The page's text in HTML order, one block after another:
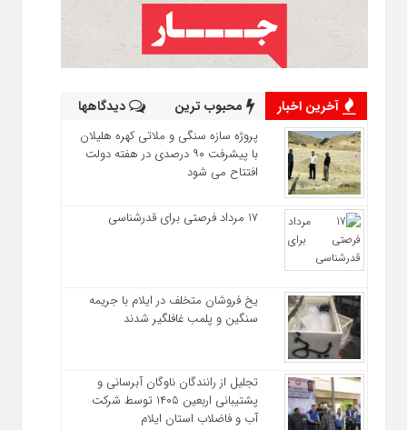
آخرین اخبار محبوب ترین دیدگاهها
پروژه سازه سنگی و ملاتی کهره هلیلان
با پیشرفت ۹۰ درصدی در هفته دولت
افتتاح می شود
17 مرداد فرصتی برای قدرشناسی
یخ‌ فروشان متخلف در ایلام با جریمه
سنگین و پلمب غافلگیر شدند
تجلیل از رانندگان ناوگان آبرسانی و
پشتیبانی اربعین ۱۴۰۵ توسط شرکت
آب و فاضلاب استان ایلام